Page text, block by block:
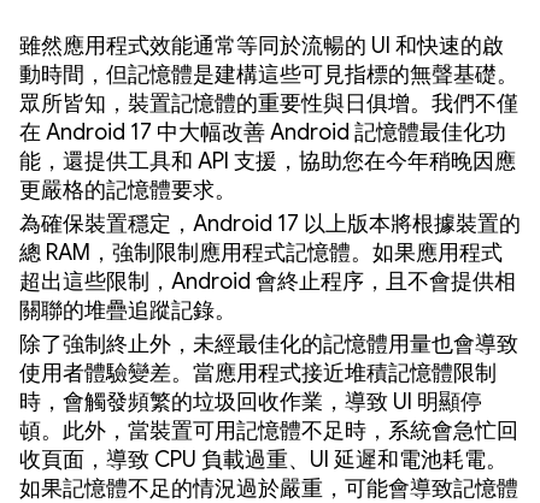
雖然應用程式效能通常等同於流暢的 UI 和快速的啟
動時間，但記憶體是建構這些可見指標的無聲基礎。
眾所皆知，裝置記憶體的重要性與日俱增。我們不僅
在 Android 17 中大幅改善 Android 記憶體最佳化功
能，還提供工具和 API 支援，協助您在今年稍晚因應
更嚴格的記憶體要求。
為確保裝置穩定，Android 17 以上版本將根據裝置的
總 RAM，強制限制應用程式記憶體。如果應用程式
超出這些限制，Android 會終止程序，且不會提供相
關聯的堆疊追蹤記錄。
除了強制終止外，未經最佳化的記憶體用量也會導致
使用者體驗變差。當應用程式接近堆積記憶體限制
時，會觸發頻繁的垃圾回收作業，導致 UI 明顯停
頓。此外，當裝置可用記憶體不足時，系統會急忙回
收頁面，導致 CPU 負載過重、UI 延遲和電池耗電。
如果記憶體不足的情況過於嚴重，可能會導致記憶體